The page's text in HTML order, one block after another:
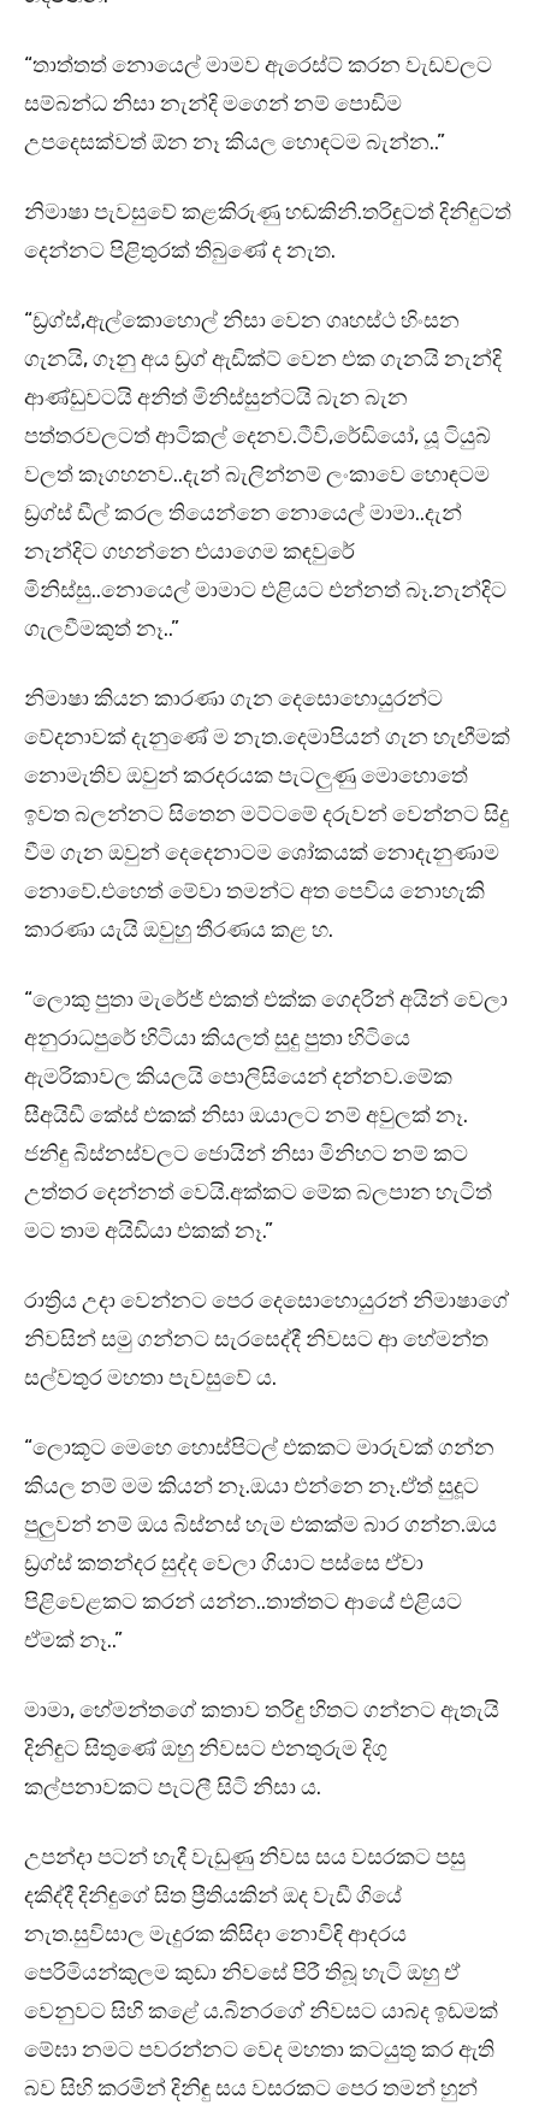
“තාත්තත් නොයෙල් මාමව ඇරෙස්ට් කරන වැඩවලට
සම්බන්ධ නිසා නැන්දි මගෙන් නම් පොඩිම
උපදෙසක්වත් ඕන නෑ කියල හොඳටම බැන්න..”
නිමාෂා පැවසුවේ කළකිරුණු හඬකිනි.තරිඳුටත් දිනිඳුටත්
දෙන්නට පිළිතුරක් තිබුණේ ද නැත.
“ඩ්‍රග්ස්,ඇල්කොහොල් නිසා වෙන ගෘහස්ථ හිංසන
ගැනයි, ගෑනු අය ඩ්‍රග් ඇඩික්ට් වෙන එක ගැනයි නැන්දි
ආණ්ඩුවටයි අනිත් මිනිස්සුන්ටයි බැන බැන
පත්තරවලටත් ආටිකල් දෙනව.ටීවි,රේඩියෝ, යූ ටියුබ්
වලත් කෑගහනව..දැන් බැලින්නම් ලංකාවෙ හොඳටම
ඩ්‍රග්ස් ඩීල් කරල තියෙන්නෙ නොයෙල් මාමා..දැන්
නැන්දිට ගහන්නෙ එයාගෙම කඳවුරේ
මිනිස්සු..නොයෙල් මාමාට එළියට එන්නත් බෑ.නැන්දිට
ගැලවීමකුත් නෑ..”
නිමාෂා කියන කාරණා ගැන දෙසොහොයුරන්ට
වේදනාවක් දැනුණේ ම නැත.දෙමාපියන් ගැන හැඟීමක්
නොමැතිව ඔවුන් කරදරයක පැටලුණු මොහොතේ
ඉවත බලන්නට සිතෙන මට්ටමේ දරුවන් වෙන්නට සිදු
වීම ගැන ඔවුන් දෙදෙනාටම ශෝකයක් නොදැනුණාම
නොවේ.එහෙත් මේවා තමන්ට අත පෙවිය නොහැකි
කාරණා යැයි ඔවුහු තීරණය කළ හ.
“ලොකු පුතා මැරේජ් එකත් එක්ක ගෙදරින් අයින් වෙලා
අනුරාධපුරේ හිටියා කියලත් සුදු පුතා හිටියෙ
ඇමරිකාවල කියලයි පොලිසියෙන් දන්නව.මේක
සීඅයිඩී කේස් එකක් නිසා ඔයාලට නම් අවුලක් නෑ.
ජනිඳු බිස්නස්වලට ජොයින් නිසා මිනිහට නම් කට
උත්තර දෙන්නත් වෙයි.අක්කට මේක බලපාන හැටිත්
මට තාම අයිඩියා එකක් නෑ.”
රාත්‍රිය උදා වෙන්නට පෙර දෙසොහොයුරන් නිමාෂාගේ
නිවසින් සමු ගන්නට සැරසෙද්දී නිවසට ආ හේමන්ත
සල්වතුර මහතා පැවසුවේ ය.
“ලොකූට මෙහෙ හොස්පිටල් එකකට මාරුවක් ගන්න
කියල නම් මම කියන් නෑ.ඔයා එන්නෙ නෑ.ඒත් සුදූට
පුලුවන් නම් ඔය බිස්නස් හැම එකක්ම බාර ගන්න.ඔය
ඩ්‍රග්ස් කතන්දර සුද්ද වෙලා ගියාට පස්සෙ ඒවා
පිළිවෙළකට කරන් යන්න..තාත්තට ආයේ එළියට
ඒමක් නෑ..”
මාමා, හේමන්තගේ කතාව තරිඳු හිතට ගන්නට ඇතැයි
දිනිඳුට සිතුණේ ඔහු නිවසට එනතුරුම දිගු
කල්පනාවකට පැටලී සිටි නිසා ය.
උපන්දා පටන් හැදී වැඩුණු නිවස සය වසරකට පසු
දකිද්දී දිනිඳුගේ සිත ප්‍රීතියකින් ඔද වැඩී ගියේ
නැත.සුවිසාල මැදුරක කිසිදා නොවිඳි ආදරය
පෙරිමියන්කුලම කුඩා නිවසේ පිරී තිබූ හැටි ඔහු ඒ
වෙනුවට සිහි කළේ ය.බිනරගේ නිවසට යාබද ඉඩමක්
මේඝා නමට පවරන්නට වෙද මහතා කටයුතු කර ඇති
බව සිහි කරමින් දිනිඳු සය වසරකට පෙර තමන් හුන්